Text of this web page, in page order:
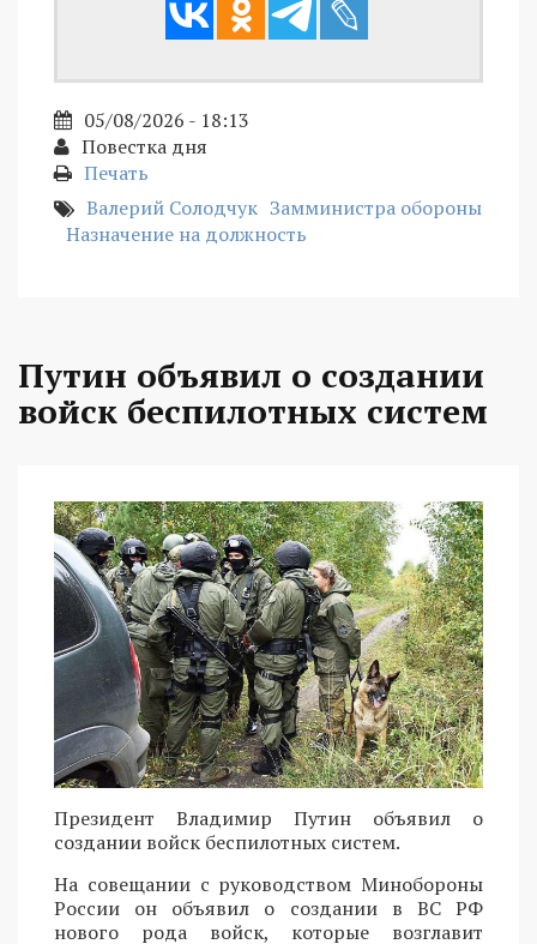
05/08/2026 - 18:13
Повестка дня
Печать
Валерий Солодчук Замминистра обороны
Назначение на должность
Путин объявил о создании
войск беспилотных систем
Президент Владимир Путин объявил о
создании войск беспилотных систем.
На совещании с руководством Минобороны
России он объявил о создании в ВС РФ
нового рода войск, которые возглавит